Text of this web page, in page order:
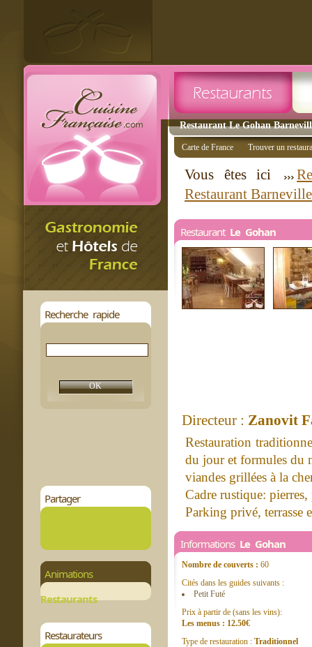
Restaurant Le Gohan
Recherche rapide
Partager
Animations
Restaurants
Restaurateurs
Carte de France Trouver un
Vous êtes ici
Restaurant
Restaurant Le Gohan
Directeur : Zanovit
Restauration
du jour et formules du
viandes grillées à la
Cadre rustique:
Parking privé, terrasse
Informations Le Gohan
Nombre de couverts : 60
Cités dans les guides suivants :
Petit Futé
Prix à partir de (sans les vins):
Les menus : 12.50€
Type de restauration : Traditionnel